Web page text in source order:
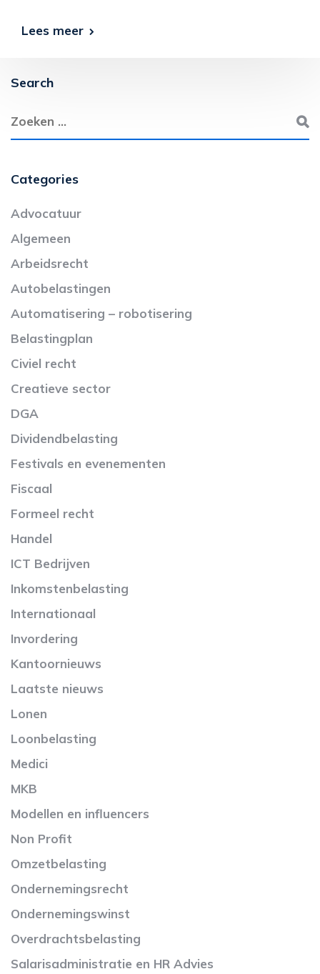
Lees meer
Search
Categories
Advocatuur
Algemeen
Arbeidsrecht
Autobelastingen
Automatisering – robotisering
Belastingplan
Civiel recht
Creatieve sector
DGA
Dividendbelasting
Festivals en evenementen
Fiscaal
Formeel recht
Handel
ICT Bedrijven
Inkomstenbelasting
Internationaal
Invordering
Kantoornieuws
Laatste nieuws
Lonen
Loonbelasting
Medici
MKB
Modellen en influencers
Non Profit
Omzetbelasting
Ondernemingsrecht
Ondernemingswinst
Overdrachtsbelasting
Salarisadministratie en HR Advies